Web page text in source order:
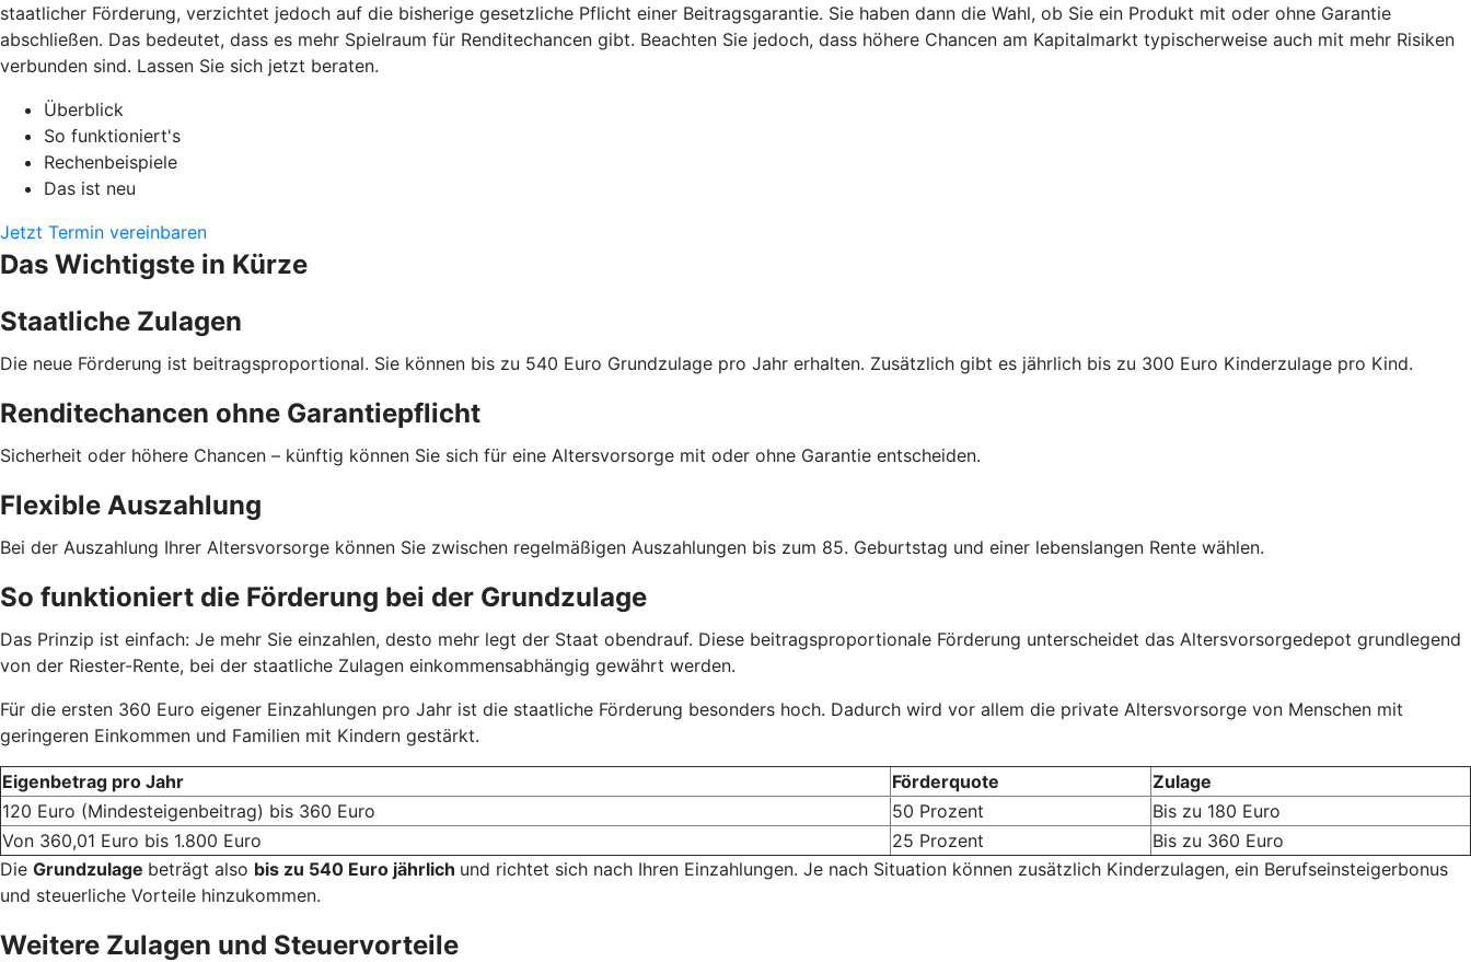
staatlicher Förderung, verzichtet jedoch auf die bisherige gesetzliche Pflicht einer Beitragsgarantie. Sie haben dann die Wahl, ob Sie ein Produkt mit oder ohne Garantie
abschließen. Das bedeutet, dass es mehr Spielraum für Renditechancen gibt. Beachten Sie jedoch, dass höhere Chancen am Kapitalmarkt typischerweise auch mit mehr Risiken
verbunden sind. Lassen Sie sich jetzt beraten.
Überblick
So funktioniert's
Rechenbeispiele
Das ist neu
Jetzt Termin vereinbaren
Das Wichtigste in Kürze
Staatliche Zulagen
Die neue Förderung ist beitragsproportional. Sie können bis zu 540 Euro Grundzulage pro Jahr erhalten. Zusätzlich gibt es jährlich bis zu 300 Euro Kinderzulage pro Kind.
Renditechancen ohne Garantiepflicht
Sicherheit oder höhere Chancen – künftig können Sie sich für eine Altersvorsorge mit oder ohne Garantie entscheiden.
Flexible Auszahlung
Bei der Auszahlung Ihrer Altersvorsorge können Sie zwischen regelmäßigen Auszahlungen bis zum 85. Geburtstag und einer lebenslangen Rente wählen.
So funktioniert die Förderung bei der Grundzulage
Das Prinzip ist einfach: Je mehr Sie einzahlen, desto mehr legt der Staat obendrauf. Diese beitragsproportionale Förderung unterscheidet das Altersvorsorgedepot grundlegend
von der Riester-Rente, bei der staatliche Zulagen einkommensabhängig gewährt werden.
Für die ersten 360 Euro eigener Einzahlungen pro Jahr ist die staatliche Förderung besonders hoch. Dadurch wird vor allem die private Altersvorsorge von Menschen mit
geringeren Einkommen und Familien mit Kindern gestärkt.
Eigenbetrag pro Jahr Förderquote
Zulage
120 Euro (Mindesteigenbeitrag) bis 360 Euro
50 Prozent
Bis zu 180 Euro
Von 360,01 Euro bis 1.800 Euro
25 Prozent
Bis zu 360 Euro
Die Grundzulage beträgt also bis zu 540 Euro jährlich und richtet sich nach Ihren Einzahlungen. Je nach Situation können zusätzlich Kinderzulagen, ein Berufseinsteigerbonus
und steuerliche Vorteile hinzukommen.
Weitere Zulagen und Steuervorteile